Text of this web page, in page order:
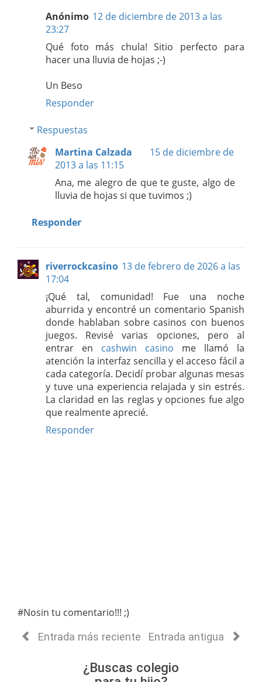
Anónimo 12 de diciembre de 2013 a las
23:27
Qué foto más chula! Sitio perfecto para
hacer una lluvia de hojas ;-)
Un Beso
Responder
Respuestas
Martina Calzada
15 de diciembre de
2013 a las 11:15
Ana, me alegro de que te guste, algo de
lluvia de hojas si que tuvimos ;)
Responder
riverrockcasino 13 de febrero de 2026 a las
17:04
¡Qué tal, comunidad! Fue una noche
aburrida y encontré un comentario Spanish
donde hablaban sobre casinos con buenos
juegos. Revisé varias opciones, pero al
entrar en cashwin casino me llamó la
atención la interfaz sencilla y el acceso fácil a
cada categoría. Decidí probar algunas mesas
y tuve una experiencia relajada y sin estrés.
La claridad en las reglas y opciones fue algo
que realmente aprecié.
Responder
#Nosin tu comentario!!! ;)
Entrada más reciente Entrada antigua
¿Buscas colegio